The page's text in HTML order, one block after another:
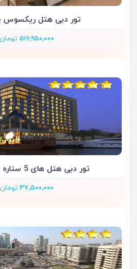
تور دبی هتل ریکسوس
۵۱۶,۹۵۰,۰۰۰ تومان
تور دبی هتل های 5 ستاره نوروز 1404
۳۷,۵۰۰,۰۰۰ تومان